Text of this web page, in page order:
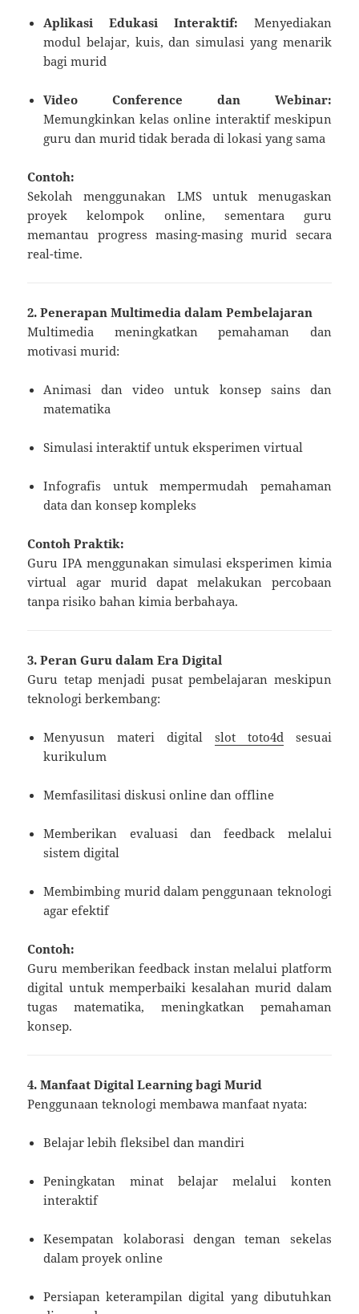
Aplikasi Edukasi Interaktif: Menyediakan
modul belajar, kuis, dan simulasi yang menarik
bagi murid
Video Conference dan Webinar:
Memungkinkan kelas online interaktif meskipun
guru dan murid tidak berada di lokasi yang sama
Contoh:
Sekolah menggunakan LMS untuk menugaskan
proyek kelompok online, sementara guru
memantau progress masing-masing murid secara
real-time.
2. Penerapan Multimedia dalam Pembelajaran
Multimedia meningkatkan pemahaman dan
motivasi murid:
Animasi dan video untuk konsep sains dan
matematika
Simulasi interaktif untuk eksperimen virtual
Infografis untuk mempermudah pemahaman
data dan konsep kompleks
Contoh Praktik:
Guru IPA menggunakan simulasi eksperimen kimia
virtual agar murid dapat melakukan percobaan
tanpa risiko bahan kimia berbahaya.
3. Peran Guru dalam Era Digital
Guru tetap menjadi pusat pembelajaran meskipun
teknologi berkembang:
Menyusun materi digital slot toto4dsesuai
kurikulum
Memfasilitasi diskusi online dan offline
Memberikan evaluasi dan feedback melalui
sistem digital
Membimbing murid dalam penggunaan teknologi
agar efektif
Contoh:
Guru memberikan feedback instan melalui platform
digital untuk memperbaiki kesalahan murid dalam
tugas matematika, meningkatkan pemahaman
konsep.
4. Manfaat Digital Learning bagi Murid
Penggunaan teknologi membawa manfaat nyata:
Belajar lebih fleksibel dan mandiri
Peningkatan minat belajar melalui konten
interaktif
Kesempatan kolaborasi dengan teman sekelas
dalam proyek online
Persiapan keterampilan digital yang dibutuhkan